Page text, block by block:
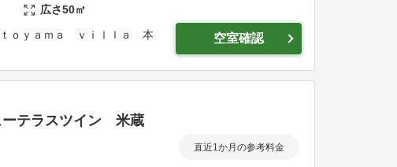
広さ50㎡
ｔｏｙａｍａ ｖｉｌｌａ 本
空室確認
ーテラスツイン 米蔵
直近1か月の参考料金